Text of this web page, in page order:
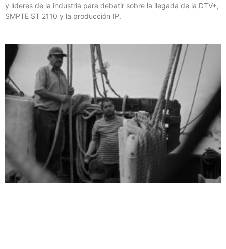
y líderes de la industria para debatir sobre la llegada de la DTV+,
SMPTE ST 2110 y la producción IP.